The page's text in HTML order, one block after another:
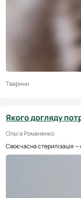
Тварини
Якого догляду
Ольга Романенко
Своєчасна стерилізація